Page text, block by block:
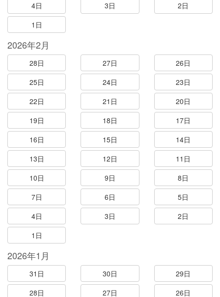
4日
3日
2日
1日
2026年2月
28日 27日
26日
25日
24日
23日
22日
21日
20日
19日
18日
17日
16日
15日
14日
13日
12日
11日
10日
9日
8日
7日
6日
5日
4日
3日
2日
1日
2026年1月
31日 30日
29日
28日
27日 26日